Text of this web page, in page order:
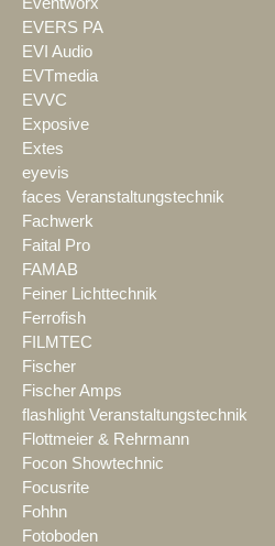
EVERS PA
EVI Audio
EVTmedia
EVVC
Exposive
Extes
eyevis
faces Veranstaltungstechnik
Fachwerk
Faital Pro
FAMAB
Feiner Lichttechnik
Ferrofish
FILMTEC
Fischer
Fischer Amps
flashlight Veranstaltungstechnik
Flottmeier & Rehrmann
Focon Showtechnic
Focusrite
Fohhn
Fotoboden